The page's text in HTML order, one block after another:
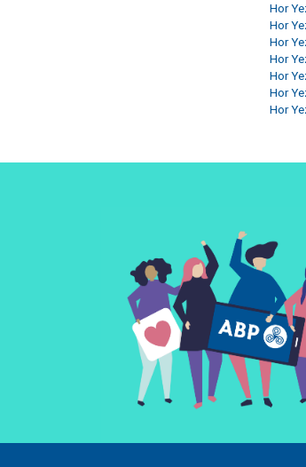
Hor
Hor
Hor
Hor
Hor
Hor
Hor